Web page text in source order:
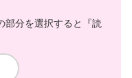
部分を選択すると『読